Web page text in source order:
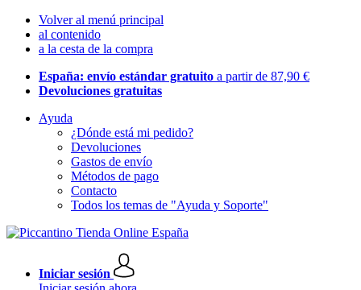
Volver al menú principal
al contenido
a la cesta de la compra
España: envío estándar gratuito a partir de 87,90 €
Devoluciones gratuitas
Ayuda
¿Dónde está mi pedido?
Devoluciones
Gastos de envío
Métodos de pago
Contacto
Todos los temas de "Ayuda y Soporte"
Iniciar sesión